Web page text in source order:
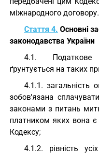
міжнародного договору.
Стаття 4. Основні
законодавства України
4.1. Податкове
ґрунтується на таких
4.1.1. загальність
зобов'язана
законами з питань
платником яких вона
Кодексу;
4.1.2. рівність